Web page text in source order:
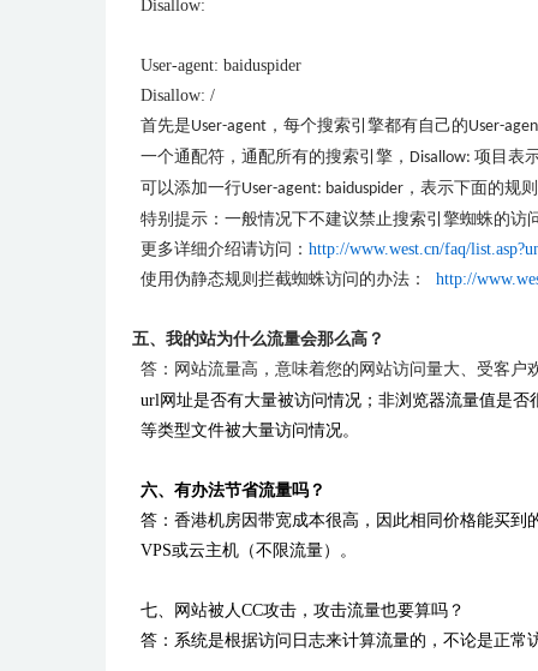
Disallow:
User-agent: baiduspider
Disallow: /
首先是User-agent ，每个搜索引擎都有自己的User-
一个通配符，通配所有的搜索引擎， Disallow: 项目表
可以添加一行User-agent: baiduspider ，表示下面的规
特别提示：一般情况下不建议禁止搜索引擎蜘蛛的
更多详细介绍请访问： http://www.west.cn/faq/
使用伪静态规则拦截蜘蛛访问的办法： http://
五、我的站为什么流量会那么高？
答：网站流量高，意味着您的网站访问量大、受客户
url网址是否有大量被访问情况；非浏览器流量值是
等类型文件被大量访问情况。
六、有办法节省流量吗？
答：香港机房因带宽成本很高，因此相同价格能买
VPS或云主机（不限流量）。
七、网站被人CC攻击，攻击流量也要算吗？
答：系统是根据访问日志来计算流量的，不论是正